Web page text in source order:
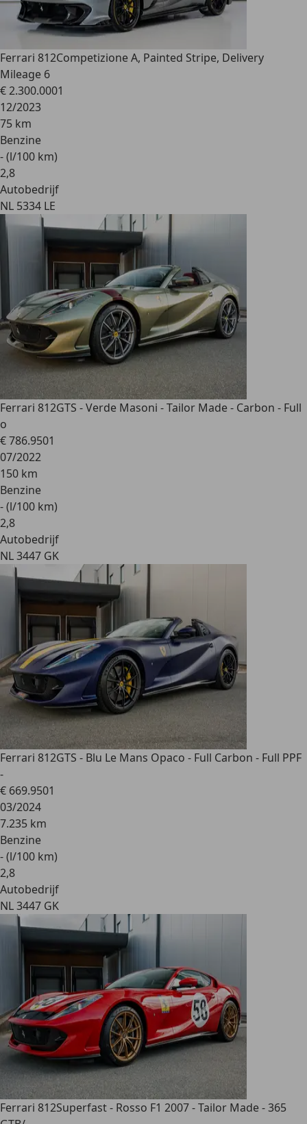
Ferrari 812Competizione A, Painted Stripe, Delivery
Mileage 6
€ 2.300.0001
12/2023
75 km
Benzine
- (l/100 km)
2,8
Autobedrijf
NL 5334 LE
Ferrari 812GTS - Verde Masoni - Tailor Made - Carbon - Full
o
€ 786.9501
07/2022
150 km
Benzine
- (l/100 km)
2,8
Autobedrijf
NL 3447 GK
Ferrari 812GTS - Blu Le Mans Opaco - Full Carbon - Full PPF
-
€ 669.9501
03/2024
7.235 km
Benzine
- (l/100 km)
2,8
Autobedrijf
NL 3447 GK
Ferrari 812Superfast - Rosso F1 2007 - Tailor Made - 365